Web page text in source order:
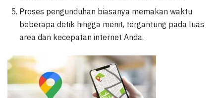
Proses pengunduhan biasanya memakan waktu
beberapa detik hingga menit, tergantung pada luas
area dan kecepatan internet Anda.